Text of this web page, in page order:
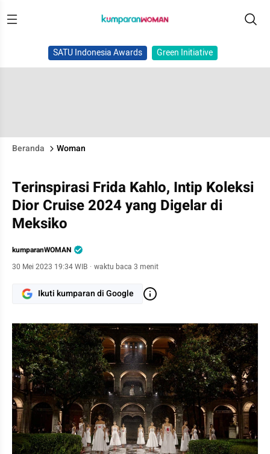
SATU Indonesia Awards Green Initiative
Beranda Woman
Terinspirasi Frida Kahlo, Intip Koleksi
Dior Cruise 2024 yang Digelar di
Meksiko
kumparanWOMAN
30 Mei 2023 19:34 WIB · waktu baca 3 menit
Ikuti kumparan di Google